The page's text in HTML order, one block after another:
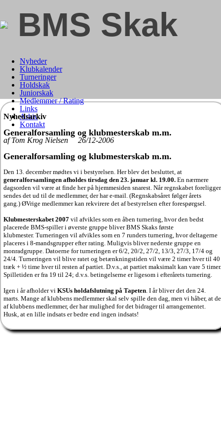
BMS Skak
Nyheder
Klubkalender
Turneringer
Holdskak
Juniorskak
Medlemmer / Rating
Links
Arkiv
Kontakt
Nyhedsarkiv
Generalforsamling og klubmesterskab m.m.
af Tom Krog Nielsen 26/12-2006
Generalforsamling og klubmesterskab m.m.
Den 13. december mødtes vi i bestyrelsen. Her blev det besluttet, at
generalforsamlingen afholdes tirsdag den 23. januar kl. 19.00. En nærmere
dagsorden vil være at finde her på hjemmesiden snarest. Når regnskabet foreligger
sendes det ud til de medlemmer, der har e-mail. (Regnskabsåret følger årets
gang.) ØVrige medlemmer kan rekvirere det af bestyrelsen efter forespørgsel.
Klubmesterskabet 2007 vil afvikles som en åben turnering, hvor den bedst
placerede BMS-spiller i øverste gruppe bliver BMS Skaks første
klubmester. Turneringen vil afvikles som en 7 runders turnering, hvor deltagerne
placeres i 8-mandsgrupper efter rating. Muligvis bliver nederste gruppe en
monradgruppe. Datoerne for turneringen er 6/2, 20/2, 27/2, 13/3, 27/3, 17/4 og
24/4. Turneringen vil blive ratet og betænkningstiden vil være 2 timer hver til 40
træk + ½ time hver til resten af partiet. D.v.s., at partiet maksimalt kan vare 5 timer.
Spilletiden er fra 19 til 24; d.v.s. betingelserne er ligesom i efterårets turnering.
Igen i år afholder vi KSUs holdafslutning på Tapeten. I år bliver det den 24.
marts. Mange af klubbens medlemmer skal selv spille den dag, men vi håber, at de
af klubbens medlemmer, der har mulighed for det bidrager til arrangementet.
Husk, at en lille indsats er bedre end ingen indsats!